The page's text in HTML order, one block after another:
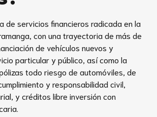
de servicios financieros radicada en la
con una trayectoria de más de
de vehículos nuevos y
particular y público, así como la
todo riesgo de automóviles, de
y responsabilidad civil,
y créditos libre inversión con